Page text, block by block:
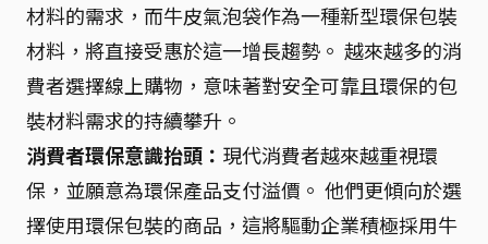
材料的需求，而牛皮氣泡袋作為一種新型環保包裝
材料，將直接受惠於這一增長趨勢。 越來越多的消
費者選擇線上購物，意味著對安全可靠且環保的包
裝材料需求的持續攀升。
消費者環保意識抬頭： 現代消費者越來越重視環
保，並願意為環保產品支付溢價。 他們更傾向於選
擇使用環保包裝的商品，這將驅動企業積極採用牛